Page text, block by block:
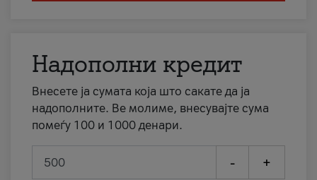
Надополни кредит
Внесете ја сумата која што сакате да ја
надополните. Ве молиме, внесувајте сума
помеѓу 100 и 1000 денари.
- +